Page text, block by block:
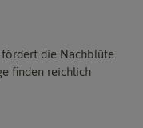
die Nachblüte.
finden reichlich